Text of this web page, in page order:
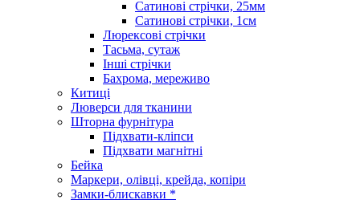
Сатинові стрічки, 25мм
Сатинові стрічки, 1см
Люрексові стрічки
Тасьма, сутаж
Інші стрічки
Бахрома, мереживо
Китиці
Люверси для тканини
Шторна фурнітура
Підхвати-кліпси
Підхвати магнітні
Бейка
Маркери, олівці, крейда, копіри
Замки-блискавки *